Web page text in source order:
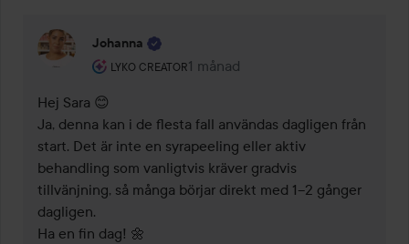
Johanna
LYKO CREATOR
Användarens roll: Lyko Creator.
1 månad
Kommentaren lades 1 månad
Hej Sara 😊
Ja, denna kan i de flesta fall användas dagligen från
start. Det är inte en syrapeeling eller aktiv
behandling som vanligtvis kräver gradvis
tillvänjning, så många börjar direkt med 1–2 gånger
dagligen.
Ha en fin dag! 🌼